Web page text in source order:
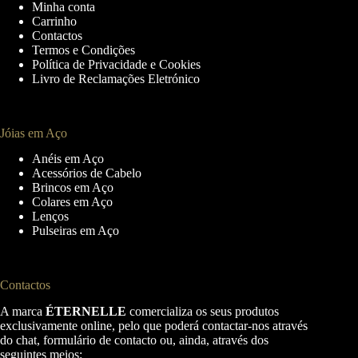
Minha conta
Carrinho
Contactos
Termos e Condições
Política de Privacidade e Cookies
Livro de Reclamações Eletrónico
Jóias em Aço
Anéis em Aço
Acessórios de Cabelo
Brincos em Aço
Colares em Aço
Lenços
Pulseiras em Aço
Contactos
A marca ÉTERNELLE comercializa os seus produtos
exclusivamente online, pelo que poderá contactar-nos através
do chat, formulário de contacto ou, ainda, através dos
seguintes meios: